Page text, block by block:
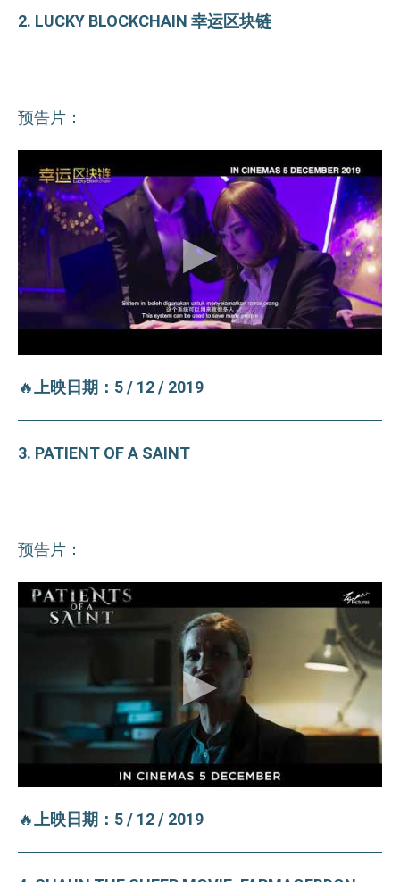
2. LUCKY BLOCKCHAIN 幸运区块链
预告片：
🔥上映日期：5 / 12 / 2019
3. PATIENT OF A SAINT
预告片：
🔥上映日期：5 / 12 / 2019